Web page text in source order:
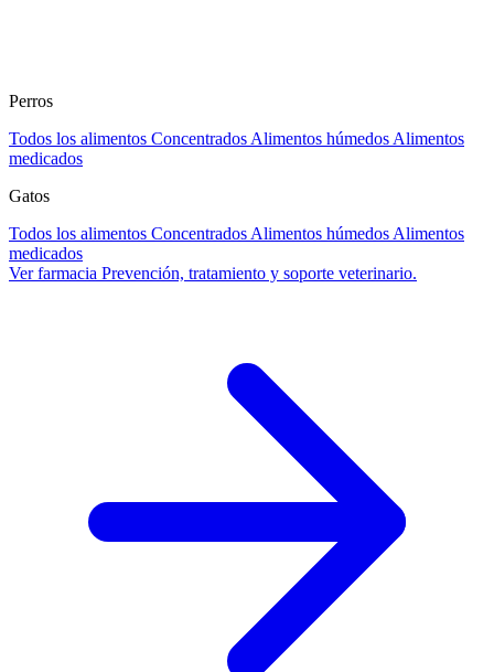
Perros
Todos los alimentos Concentrados Alimentos húmedos Alimentos
medicados
Gatos
Todos los alimentos Concentrados Alimentos húmedos Alimentos
medicados
Ver farmacia Prevención, tratamiento y soporte veterinario.